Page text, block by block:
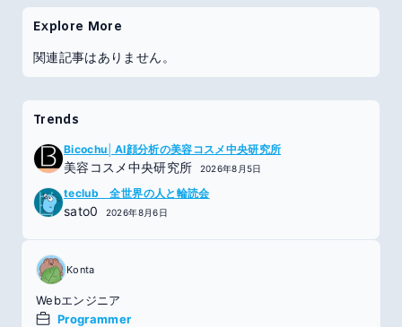
Explore More
関連記事はありません。
Trends
Bicochu│AI顔分析の美容コスメ中央研究所
美容コスメ中央研究所 2026年8月5日
teclub 全世界の人と輪読会
sato0 2026年8月6日
Konta
Webエンジニア
Programmer